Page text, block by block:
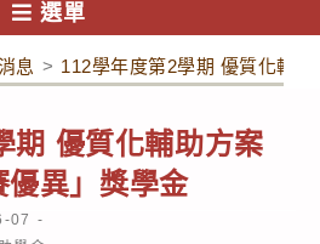
選單
息 > 112學年度第2學期 優質化輔
期 優質化輔助方案
優異」獎學金
07